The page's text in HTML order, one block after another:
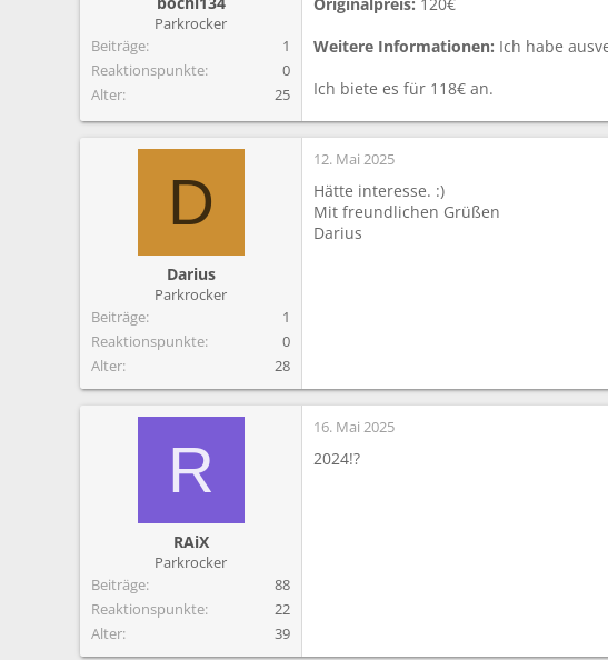
Parkrocker
Beiträge
1
Reaktionspunkte
0
Alter
25
Weitere Informationen: Ich habe
Ich biete es für 118€ an.
D
Darius
Parkrocker
Beiträge
1
Reaktionspunkte
0
Alter
28
12. Mai 2025
Hätte interesse. :)
Mit freundlichen Grüßen
Darius
R
RAiX
Parkrocker
Beiträge
88
Reaktionspunkte
22
Alter
39
16. Mai 2025
2024!?